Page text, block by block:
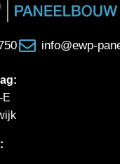
info@ewp-
E